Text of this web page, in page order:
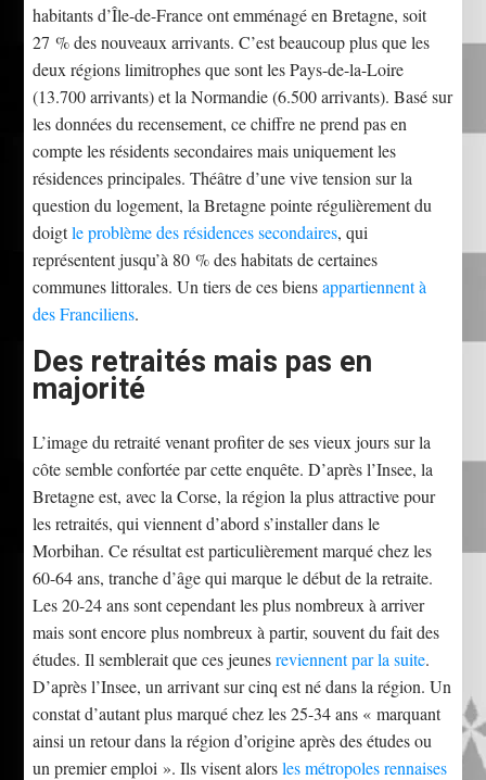
habitants d’Île-de-France ont emménagé en Bretagne, soit
27 % des nouveaux arrivants. C’est beaucoup plus que les
deux régions limitrophes que sont les Pays-de-la-Loire
(13.700 arrivants) et la Normandie (6.500 arrivants). Basé sur
les données du recensement, ce chiffre ne prend pas en
compte les résidents secondaires mais uniquement les
résidences principales. Théâtre d’une vive tension sur la
question du logement, la Bretagne pointe régulièrement du
doigtle problème des résidences secondaires, qui
représentent jusqu’à 80 % des habitats de certaines
communes littorales. Un tiers de ces biensappartiennent à
des Franciliens.
Des retraités mais pas en
majorité
L’image du retraité venant profiter de ses vieux jours sur la
côte semble confortée par cette enquête. D’après l’Insee, la
Bretagne est, avec la Corse, la région la plus attractive pour
les retraités, qui viennent d’abord s’installer dans le
Morbihan. Ce résultat est particulièrement marqué chez les
60-64 ans, tranche d’âge qui marque le début de la retraite.
Les 20-24 ans sont cependant les plus nombreux à arriver
mais sont encore plus nombreux à partir, souvent du fait des
études. Il semblerait que ces jeunesreviennent par la suite.
D’après l’Insee, un arrivant sur cinq est né dans la région. Un
constat d’autant plus marqué chez les 25-34 ans « marquant
ainsi un retour dans la région d’origine après des études ou
un premier emploi ». Ils visent alorsles métropoles rennaises